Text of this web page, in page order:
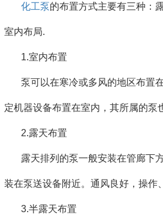
化工泵的布置方式主要有三种：
室内布局.
1.室内布置
泵可以在寒冷或多风的地区布置
定机器设备布置在室内，其所属的泵
2.露天布置
露天排列的泵一般安装在管廊下
装在泵送设备附近。通风良好，操作
3.半露天布置